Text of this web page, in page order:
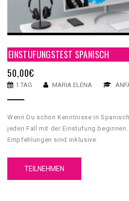
EINSTUFUNGSTEST SPANISCH
50,00€
1 TAG MARIA ELENA
Wenn Du schon Kenntnisse in
jeden Fall mit der Einstufung
Empfehlungen sind inklusive.
TEILNEHMEN